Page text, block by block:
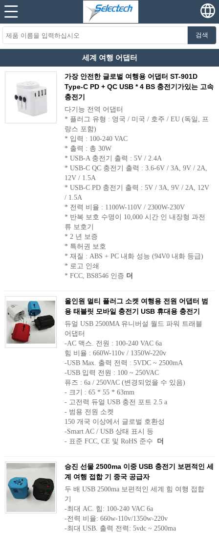
검색
세계 여행 어댑터
가장 안전한 글로벌 여행용 어댑터 ST-901D
Type-C PD + QC USB * 4 BS 충전기가있는 고속
충전기
다기능 전역 어댑터
* 플러그 유형 : 영국 / 미국 / 호주 / EU (독일, 프
랑스 포함)
* 입력 : 100-240 VAC
* 출력 : 총 30W
* USB-A 충전기 출력 : 5V / 2.4A
* USB-C QC 충전기 출력 : 3.6-6V / 3A, 9V / 2A,
12V / 1.5A
* USB-C PD 충전기 출력 : 5V / 3A, 9V / 2A, 12V
/ 1.5A
* 전력 비율 : 1100W-110V / 2300W-230V
* 반복 보호 수명이 10,000 시간 인 내장형 과전
류 보호기
* 2 년 보증
* 특허권 보호
* 재질 : ABS + PC 내화 성능 (94V0 내화 등급)
* 로고 인쇄
* FCC, BS8546 인증 더
올인원 멀티 플러그 소켓 여행용 전원 어댑터 범
용 태블릿 모바일 충전기 USB 휴대용 충전기
듀얼 USB 2500MA 유니버설 월드 파워 트래블
어댑터
-AC 맥스. 전원 : 100-240 VAC 6a
힘 비율 : 660W-110v / 1350W-220v
-USB Max. 출력 전력 : 5VDC ~ 2500mA
-USB 입력 전원 : 100 ~ 250VAC
퓨즈 : 6a / 250VAC (변경되었을 수 있음)
- 크기 : 65 * 55 * 63mm
- 고전력 듀얼 USB 충전 포트 2.5 a
- 범용 전원 소켓
150 개국 이상에서 글로벌 호환성
-Smart AC / USB 상태 표시 등
- 표준 FCC, CE 및 RoHS 준수 더
승진 선물 2500ma 이중 USB 충전기 보편적인 세
계 여행 접합 기 중국 공급자
두 배 USB 2500ma 보편적인 세계 힘 여행 접합
기
-최대 AC. 힘: 100-240 VAC 6a
-전력 비율: 660w-110v/1350w-220v
-최대 USB. 출력 전력: 5vdc ~ 2500ma